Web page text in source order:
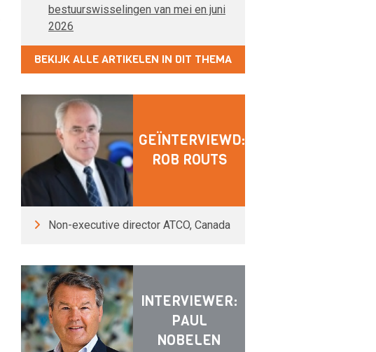
bestuurswisselingen van mei en juni
2026
BEKIJK ALLE ARTIKELEN IN DIT THEMA
GEÏNTERVIEWD:
ROB ROUTS
Non-executive director ATCO, Canada
INTERVIEWER:
PAUL
NOBELEN